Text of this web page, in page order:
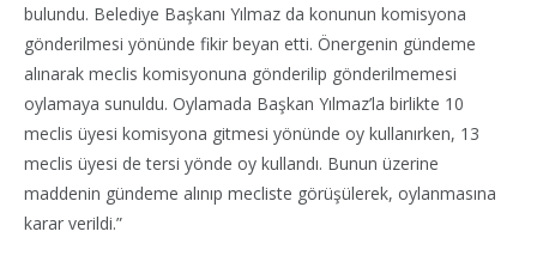
bulundu. Belediye Başkanı Yılmaz da konunun komisyona
gönderilmesi yönünde fikir beyan etti. Önergenin gündeme
alınarak meclis komisyonuna gönderilip gönderilmemesi
oylamaya sunuldu. Oylamada Başkan Yılmaz’la birlikte 10
meclis üyesi komisyona gitmesi yönünde oy kullanırken, 13
meclis üyesi de tersi yönde oy kullandı. Bunun üzerine
maddenin gündeme alınıp mecliste görüşülerek, oylanmasına
karar verildi.”